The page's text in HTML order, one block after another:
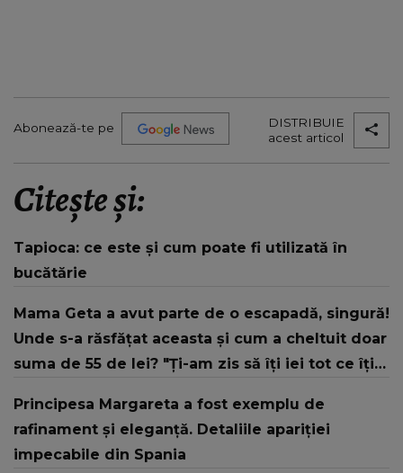
Abonează-te pe
DISTRIBUIE
acest articol
Citește și:
Tapioca: ce este și cum poate fi utilizată în
bucătărie
Mama Geta a avut parte de o escapadă, singură!
Unde s-a răsfățat aceasta și cum a cheltuit doar
suma de 55 de lei? "Ți-am zis să îți iei tot ce îți
Principesa Margareta a fost exemplu de
rafinament și eleganță. Detaliile apariției
impecabile din Spania